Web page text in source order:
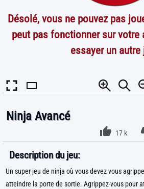
Désolé, vous ne pouvez pas
peut pas fonctionner sur votre
essayer un autre
Ninja Avancé
17 k
Description du jeu:
Un super jeu de ninja où vous devez vous
atteindre la porte de sortie. Agrippez-vous pour